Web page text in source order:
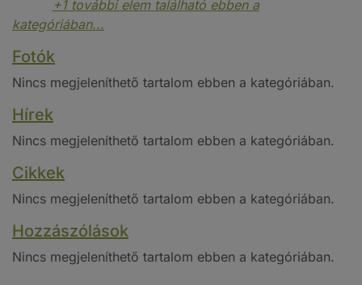
+1 további elem található ebben a
kategóriában...
Fotók
Nincs megjeleníthető tartalom ebben a kategóriában.
Hírek
Nincs megjeleníthető tartalom ebben a kategóriában.
Cikkek
Nincs megjeleníthető tartalom ebben a kategóriában.
Hozzászólások
Nincs megjeleníthető tartalom ebben a kategóriában.